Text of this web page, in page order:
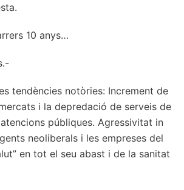
10 anys…
tendències notòries: Increment de
i la depredació de serveis de
públiques. Agressivitat in
neoliberals i les empreses del
en tot el seu abast i de la sanitat